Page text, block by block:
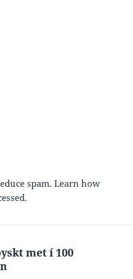
spam.Learn how
met í 100